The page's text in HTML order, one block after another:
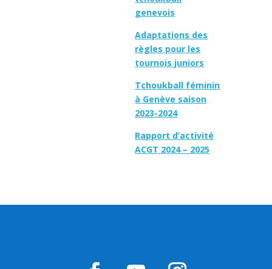
genevois
Adaptations des
règles pour les
tournois juniors
Tchoukball féminin
à Genève saison
2023-2024
Rapport d’activité
ACGT 2024 – 2025